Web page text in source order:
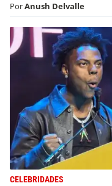
PorAnush Delvalle
CELEBRIDADES